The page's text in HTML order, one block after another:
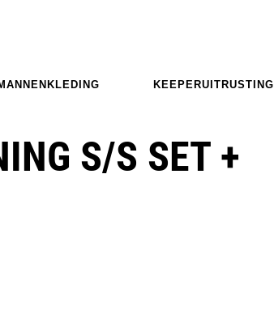
KEEPERUITRUSTING
S/S SET +